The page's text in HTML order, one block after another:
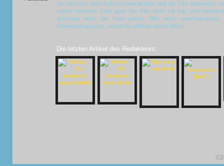
den Wunsch nach Aufmerksamkeit hebt sich der Film angenehm
seines lockeren Tons geizt der Film nicht mit teils
durchaus unter die Haut gehen. Wer einen unterhaltsamen,
Genrebeitrag sucht, macht hier definitiv nichts falsch.
Die letzten Artikel des Redakteurs: